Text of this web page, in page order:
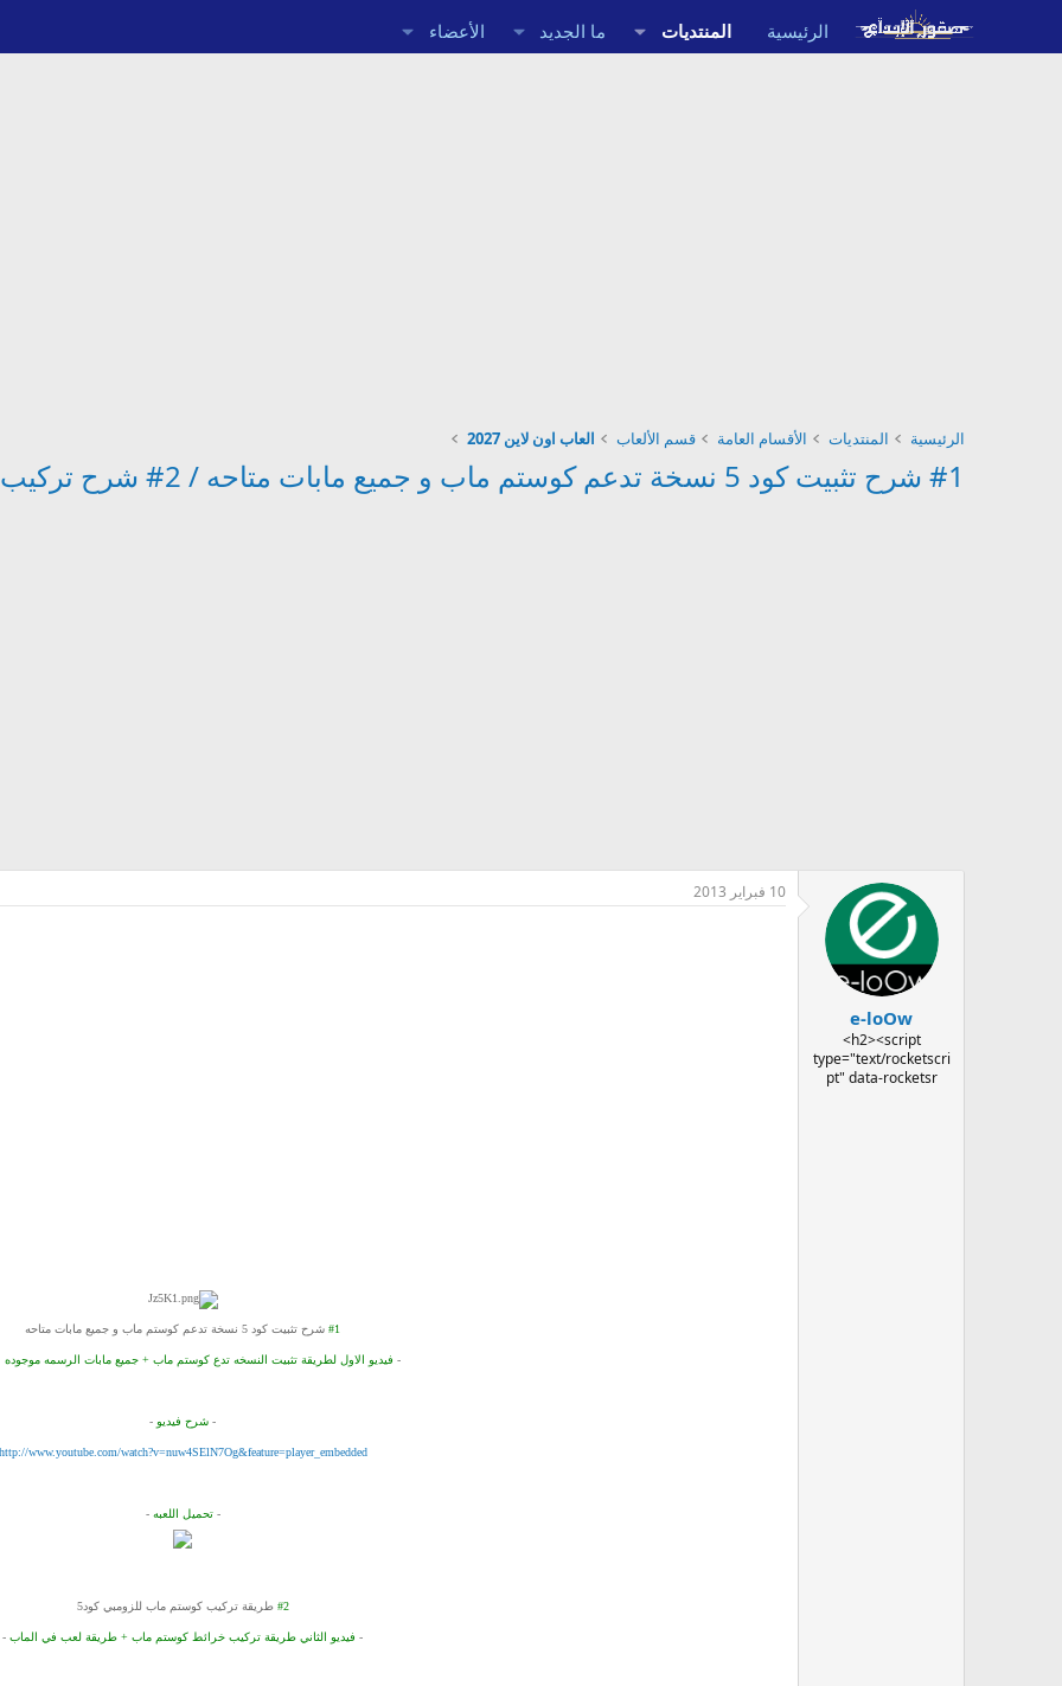
الرئيسية المنتديات ما الجديد الأعضاء
الرئيسية المنتديات الأقسام العامة قسم الألعاب العاب اون لاين 2027
#1 شرح تثبيت كود 5 نسخة تدعم كوستم ماب و جميع مابات متاحه / 2# شرح تركيب كوستم ماب للزومبي
e-loOw
<h2><script
type="text/rocketscri
pt" data-rocketsr
10 فبراير 2013
#1 شرح تثبيت كود 5 نسخة تدعم كوستم ماب و جميع مابات متاحه
- فيديو الاول لطريقة تثبيت النسخه تدع كوستم ماب + جميع مابات الرسمه موجوده
- شرح فيديو -
www.youtube.com/watch?v=nuw4SElN7Og&feature=player_embedded
-تحميل اللعبه -
#2 طريقة تركيب كوستم ماب للزومبي كود5
- فيديو الثاني طريقة تركيب خرائط كوستم ماب + طريقة لعب في الماب -